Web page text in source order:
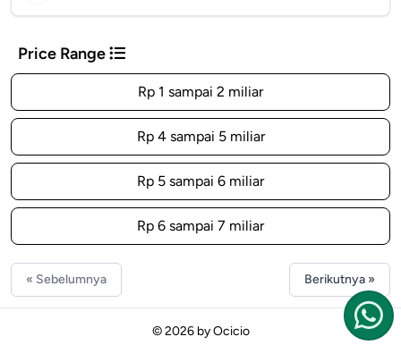
Price Range
Rp 1 sampai 2 miliar
Rp 4 sampai 5 miliar
Rp 5 sampai 6 miliar
Rp 6 sampai 7 miliar
« Sebelumnya Berikutnya »
© 2026 byOcicio